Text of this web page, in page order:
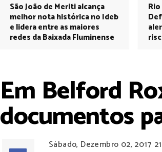
São João de Meriti alcança
melhor nota histórica no Ideb
e lidera entre as maiores
redes da Baixada Fluminense
Em Belford
documentos
Sábado, Dezembro 02, 2017